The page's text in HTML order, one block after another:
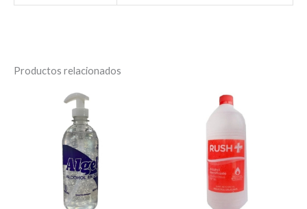
Productos relacionados